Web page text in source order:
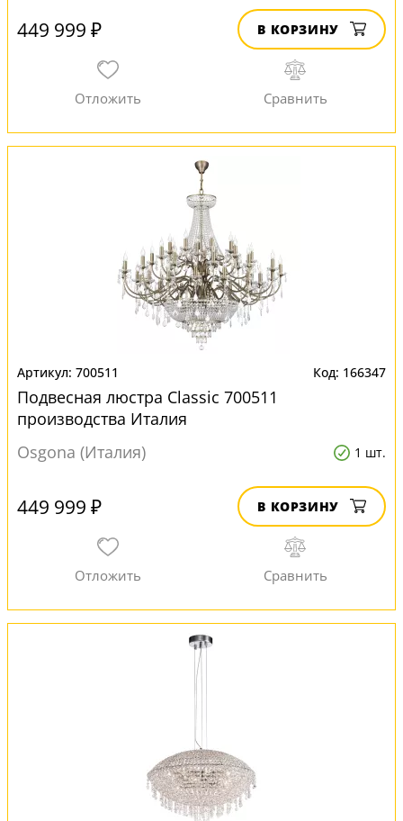
449 999 ₽ В КОРЗИНУ
700511 166347
Подвесная люстра Classic 700511
производства Италия
Osgona (Италия)
1 шт.
449 999 ₽ В КОРЗИНУ